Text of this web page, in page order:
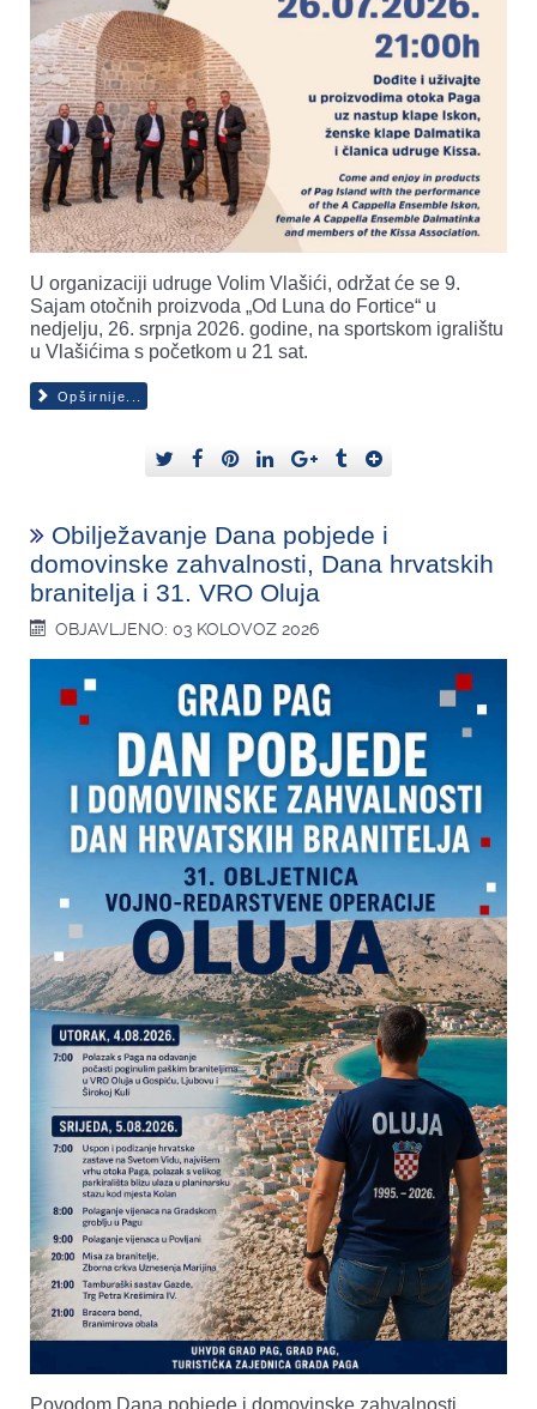
U organizaciji udruge Volim Vlašići, održat će se 9.
Sajam otočnih proizvoda „Od Luna do Fortice“ u
nedjelju, 26. srpnja 2026. godine, na sportskom igralištu
u Vlašićima s početkom u 21 sat.
Opširnije...
Obilježavanje Dana pobjede i
domovinske zahvalnosti, Dana hrvatskih
branitelja i 31. VRO Oluja
OBJAVLJENO: 03 KOLOVOZ 2026
Povodom Dana pobjede i domovinske zahvalnosti,